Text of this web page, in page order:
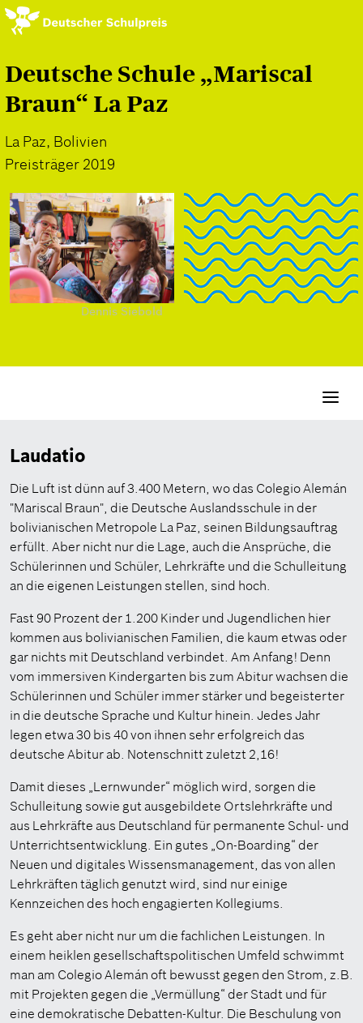
Direkt
zum
Deutsche Schule „Mariscal
Braun“ La Paz
La Paz, Bolivien
Preisträger 2019
Dennis Siebold
Laudatio
Die Luft ist dünn auf 3.400 Metern, wo das Colegio Alemán
"Mariscal Braun", die Deutsche Auslandsschule in der
bolivianischen Metropole La Paz, seinen Bildungsauftrag
erfüllt. Aber nicht nur die Lage, auch die Ansprüche, die
Schülerinnen und Schüler, Lehrkräfte und die Schulleitung
an die eigenen Leistungen stellen, sind hoch.
Fast 90 Prozent der 1.200 Kinder und Jugendlichen hier
kommen aus bolivianischen Familien, die kaum etwas oder
gar nichts mit Deutschland verbindet. Am Anfang! Denn
vom immersiven Kindergarten bis zum Abitur wachsen die
Schülerinnen und Schüler immer stärker und begeisterter
in die deutsche Sprache und Kultur hinein. Jedes Jahr
legen etwa 30 bis 40 von ihnen sehr erfolgreich das
deutsche Abitur ab. Notenschnitt zuletzt 2,16!
Damit dieses „Lernwunder“ möglich wird, sorgen die
Schulleitung sowie gut ausgebildete Ortslehrkräfte und
aus Lehrkräfte aus Deutschland für permanente Schul- und
Unterrichtsentwicklung. Ein gutes „On-Boarding“ der
Neuen und digitales Wissensmanagement, das von allen
Lehrkräften täglich genutzt wird, sind nur einige
Kennzeichen des hoch engagierten Kollegiums.
Es geht aber nicht nur um die fachlichen Leistungen. In
einem heiklen gesellschaftspolitischen Umfeld schwimmt
man am Colegio Alemán oft bewusst gegen den Strom, z.B.
mit Projekten gegen die „Vermüllung“ der Stadt und für
eine demokratische Debatten-Kultur. Die Beschulung von